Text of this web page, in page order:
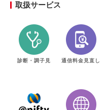
取扱サービス
診断・調子見 通信料金見直し